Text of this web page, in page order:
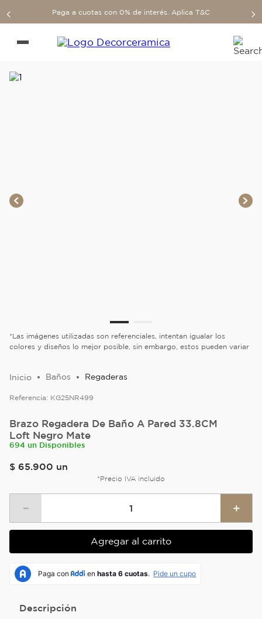
Paga a cuotas con 0% de interés. Aplica T&C
*Las imágenes utilizadas son referenciales, intentan igualar los
colores y diseños lo mejor posible, sin embargo, estos pueden variar
Baños Regaderas
Referencia: KG25NR499
Brazo Regadera De Baño A Pared 33.8CM
Loft Negro Mate
694 un Disponibles
$ 65.900 un
*Precio IVA incluido
＋
－
Agregar al carrito
Descripción